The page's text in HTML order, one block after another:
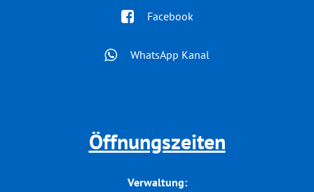
Facebook
WhatsApp Kanal
Öffnungszeiten
Verwaltung: